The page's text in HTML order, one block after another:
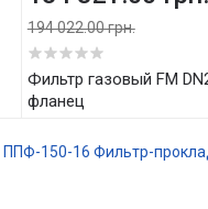
194 022.00 грн.
Фильтр газовый FM DN250, 6 bar,
фланец
ППФ-150-16 Фильтр-